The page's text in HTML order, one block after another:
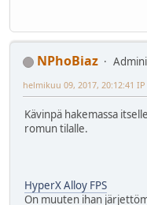
NPhoBiaz
helmikuu 09, 2017, 20:12:41 IP
Kävinpä hakemassa
romun tilalle.
HyperX Alloy FPS
On muuten ihan